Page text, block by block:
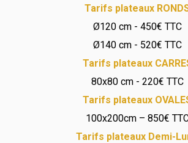
Tarifs plateaux
Ø120 cm - 450€ TTC
Ø140 cm - 520€ TTC
Tarifs plateaux
80x80 cm - 220€ TTC
Tarifs plateaux
100x200cm – 850€
Tarifs plateaux Demi-